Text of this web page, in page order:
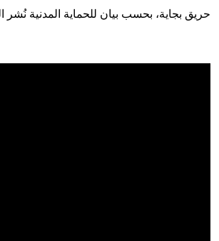
حريق بجاية، بحسب بيان للحماية المدنية نُشر